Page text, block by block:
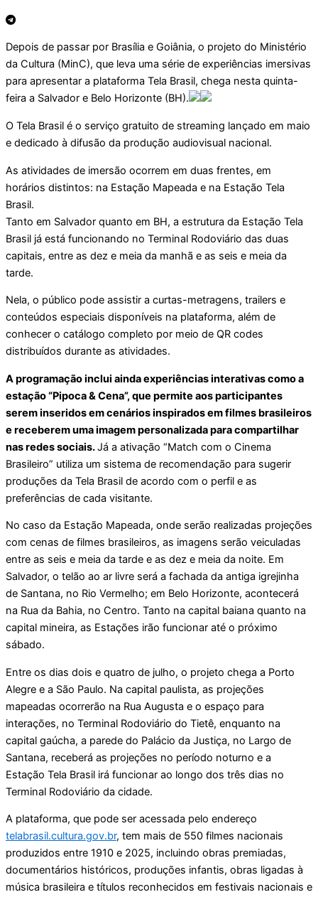
Depois de passar por Brasília e Goiânia, o projeto do Ministério
da Cultura (MinC), que leva uma série de experiências imersivas
para apresentar a plataforma Tela Brasil, chega nesta quinta-
feira a Salvador e Belo Horizonte (BH).
O Tela Brasil é o serviço gratuito de streaming lançado em maio
e dedicado à difusão da produção audiovisual nacional.
As atividades de imersão ocorrem em duas frentes, em
horários distintos: na Estação Mapeada e na Estação Tela
Brasil.
Tanto em Salvador quanto em BH, a estrutura da Estação Tela
Brasil já está funcionando no Terminal Rodoviário das duas
capitais, entre as dez e meia da manhã e as seis e meia da
tarde.
Nela, o público pode assistir a curtas-metragens, trailers e
conteúdos especiais disponíveis na plataforma, além de
conhecer o catálogo completo por meio de QR codes
distribuídos durante as atividades.
A programação inclui ainda experiências interativas como a
estação “Pipoca & Cena”, que permite aos participantes
serem inseridos em cenários inspirados em filmes brasileiros
e receberem uma imagem personalizada para compartilhar
nas redes sociais.Já a ativação “Match com o Cinema
Brasileiro” utiliza um sistema de recomendação para sugerir
produções da Tela Brasil de acordo com o perfil e as
preferências de cada visitante.
No caso da Estação Mapeada, onde serão realizadas projeções
com cenas de filmes brasileiros, as imagens serão veiculadas
entre as seis e meia da tarde e as dez e meia da noite. Em
Salvador, o telão ao ar livre será a fachada da antiga igrejinha
de Santana, no Rio Vermelho; em Belo Horizonte, acontecerá
na Rua da Bahia, no Centro. Tanto na capital baiana quanto na
capital mineira, as Estações irão funcionar até o próximo
sábado.
Entre os dias dois e quatro de julho, o projeto chega a Porto
Alegre e a São Paulo. Na capital paulista, as projeções
mapeadas ocorrerão na Rua Augusta e o espaço para
interações, no Terminal Rodoviário do Tietê, enquanto na
capital gaúcha, a parede do Palácio da Justiça, no Largo de
Santana, receberá as projeções no período noturno e a
Estação Tela Brasil irá funcionar ao longo dos três dias no
Terminal Rodoviário da cidade.
A plataforma, que pode ser acessada pelo endereço
telabrasil.cultura.gov.br, tem mais de 550 filmes nacionais
produzidos entre 1910 e 2025, incluindo obras premiadas,
documentários históricos, produções infantis, obras ligadas à
música brasileira e títulos reconhecidos em festivais nacionais e